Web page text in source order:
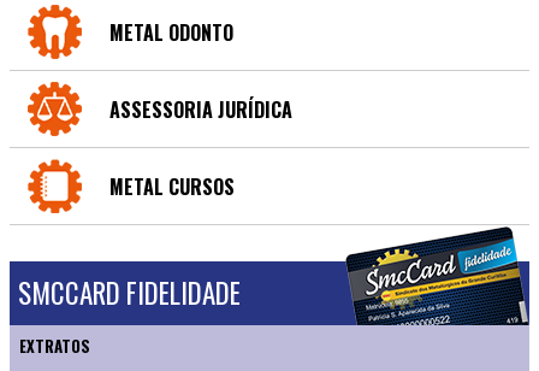
METAL ODONTO
ASSESSORIA JURÍDICA
METAL CURSOS
SMCCARD FIDELIDADE
EXTRATOS